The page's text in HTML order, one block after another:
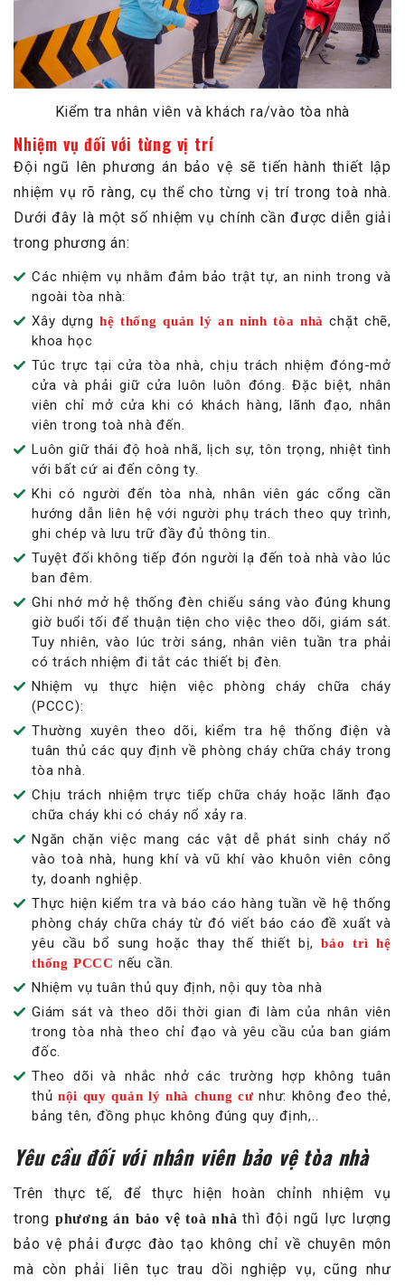
Kiểm tra nhân viên và khách ra/vào tòa nhà
Nhiệm vụ đối với từng vị trí
Đội ngũ lên phương án bảo vệ sẽ tiến hành thiết lập
nhiệm vụ rõ ràng, cụ thể cho từng vị trí trong toà nhà.
Dưới đây là một số nhiệm vụ chính cần được diễn giải
trong phương án:
Các nhiệm vụ nhằm đảm bảo trật tự, an ninh trong và
ngoài tòa nhà:
Xây dựng hệ thống quản lý an ninh tòa nhà chặt chẽ,
khoa học
Túc trực tại cửa tòa nhà, chịu trách nhiệm đóng-mở
cửa và phải giữ cửa luôn luôn đóng. Đặc biệt, nhân
viên chỉ mở cửa khi có khách hàng, lãnh đạo, nhân
viên trong toà nhà đến.
Luôn giữ thái độ hoà nhã, lịch sự, tôn trọng, nhiệt tình
với bất cứ ai đến công ty.
Khi có người đến tòa nhà, nhân viên gác cổng cần
hướng dẫn liên hệ với người phụ trách theo quy trình,
ghi chép và lưu trữ đầy đủ thông tin.
Tuyệt đối không tiếp đón người lạ đến toà nhà vào lúc
ban đêm.
Ghi nhớ mở hệ thống đèn chiếu sáng vào đúng khung
giờ buổi tối để thuận tiện cho việc theo dõi, giám sát.
Tuy nhiên, vào lúc trời sáng, nhân viên tuần tra phải
có trách nhiệm đi tắt các thiết bị đèn.
Nhiệm vụ thực hiện việc phòng cháy chữa cháy
(PCCC):
Thường xuyên theo dõi, kiểm tra hệ thống điện và
tuân thủ các quy định về phòng cháy chữa cháy trong
tòa nhà.
Chịu trách nhiệm trực tiếp chữa cháy hoặc lãnh đạo
chữa cháy khi có cháy nổ xảy ra.
Ngăn chặn việc mang các vật dễ phát sinh cháy nổ
vào toà nhà, hung khí và vũ khí vào khuôn viên công
ty, doanh nghiệp.
Thực hiện kiểm tra và báo cáo hàng tuần về hệ thống
phòng cháy chữa cháy từ đó viết báo cáo đề xuất và
yêu cầu bổ sung hoặc thay thế thiết bị,bảo trì hệ
thống PCCC nếu cần.
Nhiệm vụ tuân thủ quy định, nội quy tòa nhà
Giám sát và theo dõi thời gian đi làm của nhân viên
trong tòa nhà theo chỉ đạo và yêu cầu của ban giám
đốc.
Theo dõi và nhắc nhở các trường hợp không tuân
thủ nội quy quản lý nhà chung cư như: không đeo thẻ,
bảng tên, đồng phục không đúng quy định,..
Yêu cầu đối với nhân viên bảo vệ tòa nhà
Trên thực tế, để thực hiện hoàn chỉnh nhiệm vụ
trong phương án bảo vệ toà nhà thì đội ngũ lực lượng
bảo vệ phải được đào tạo không chỉ về chuyên môn
mà còn phải liên tục trau dồi nghiệp vụ, cũng như